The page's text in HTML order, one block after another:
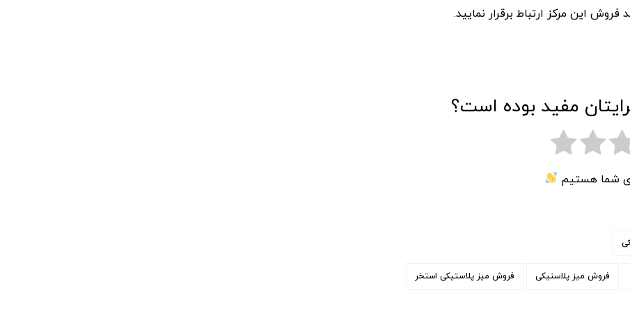
این مرکز ارتباط برقرار نمایید.
مفید بوده است؟
شما هستیم
فروش میز پلاستیکی فروش میز پلاستیکی استخر